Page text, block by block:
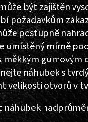
být zajištěn
požadavkům
postupně
mírně
gumovým
náhubek s
velikosti otvorů v